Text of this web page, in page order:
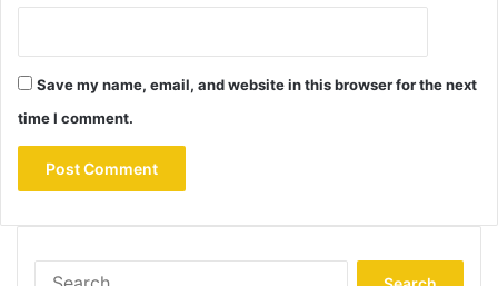
Save my name, email, and website in this browser for the next
time I comment.